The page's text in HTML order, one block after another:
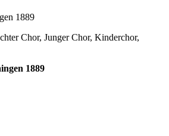
1889
Chor, Junger Chor, Kinderchor,
1889